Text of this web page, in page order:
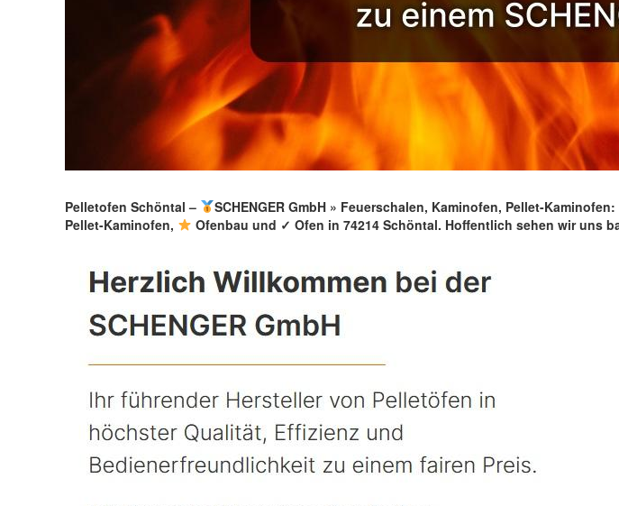
Pelletofen Schöntal – SCHENGER GmbH » Feuerschalen, Kaminofen, Pellet-Kaminofen:
Pellet-Kaminofen,
Ofenbau und ✓ Ofen in 74214 Schöntal. Hoffentlich sehen wir uns